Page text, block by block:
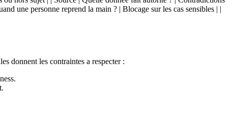
une personne reprend la main ? | Blocage sur les cas sensibles | |
donnent les contraintes a respecter :